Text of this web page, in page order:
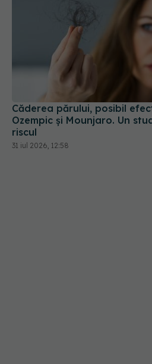
Căderea părului, posibil
Ozempic și Mounjaro. Un